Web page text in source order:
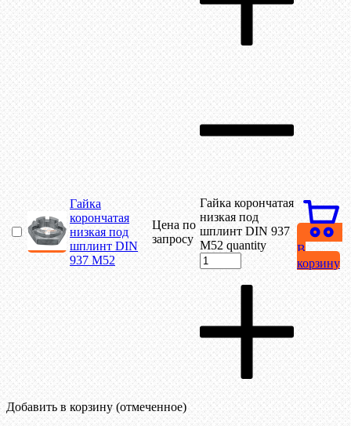
Гайка
корончатая
низкая под
шплинт DIN
937 М52
Цена по
запросу
Гайка корончатая
низкая под
шплинт DIN 937
М52 quantity
В
корзину
Добавить в корзину (отмеченное)